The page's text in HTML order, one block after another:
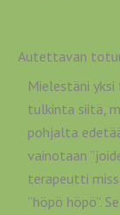
Autettavan
Mielestäni
tulkinta siitä,
pohjalta
vainotaan
terapeutti
”höpö höpö”.